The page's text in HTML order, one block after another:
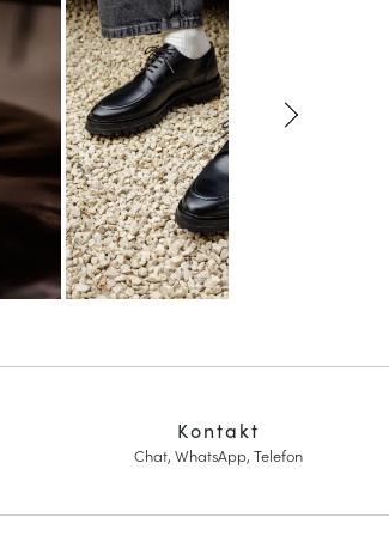
Kontakt
Chat, WhatsApp, Telefon